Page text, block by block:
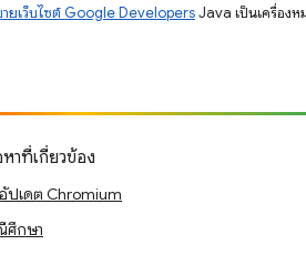
ยเว็บไซต์ Google DevelopersJava เป็นเครื่อง
าที่เกี่ยวข้อง
ปเดต Chromium
ศึกษา